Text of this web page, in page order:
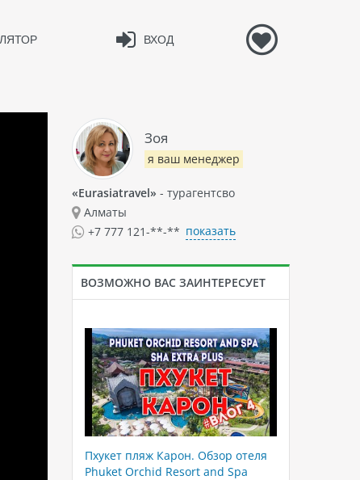
ВХОД
Зоя
я ваш менеджер
«Eurasiatravel» - турагентсво
Алматы
+7 777 121-**-** показать
ВОЗМОЖНО ВАС ЗАИНТЕРЕСУЕТ
Пхукет пляж Карон. Обзор отеля
Phuket Orchid Resort and Spa